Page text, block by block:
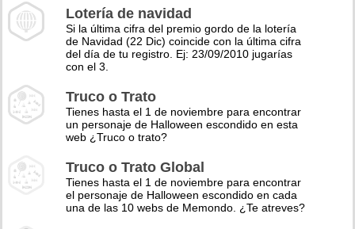
Lotería de navidad
Si la última cifra del premio gordo de la lotería
de Navidad (22 Dic) coincide con la última cifra
del día de tu registro. Ej: 23/09/2010 jugarías
con el 3.
Truco o Trato
Tienes hasta el 1 de noviembre para encontrar
un personaje de Halloween escondido en esta
web ¿Truco o trato?
Truco o Trato Global
Tienes hasta el 1 de noviembre para encontrar
el personaje de Halloween escondido en cada
una de las 10 webs de Memondo. ¿Te atreves?